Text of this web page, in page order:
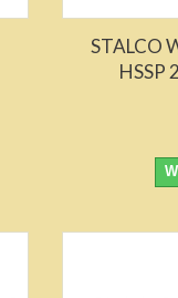
STALCO
HSSP